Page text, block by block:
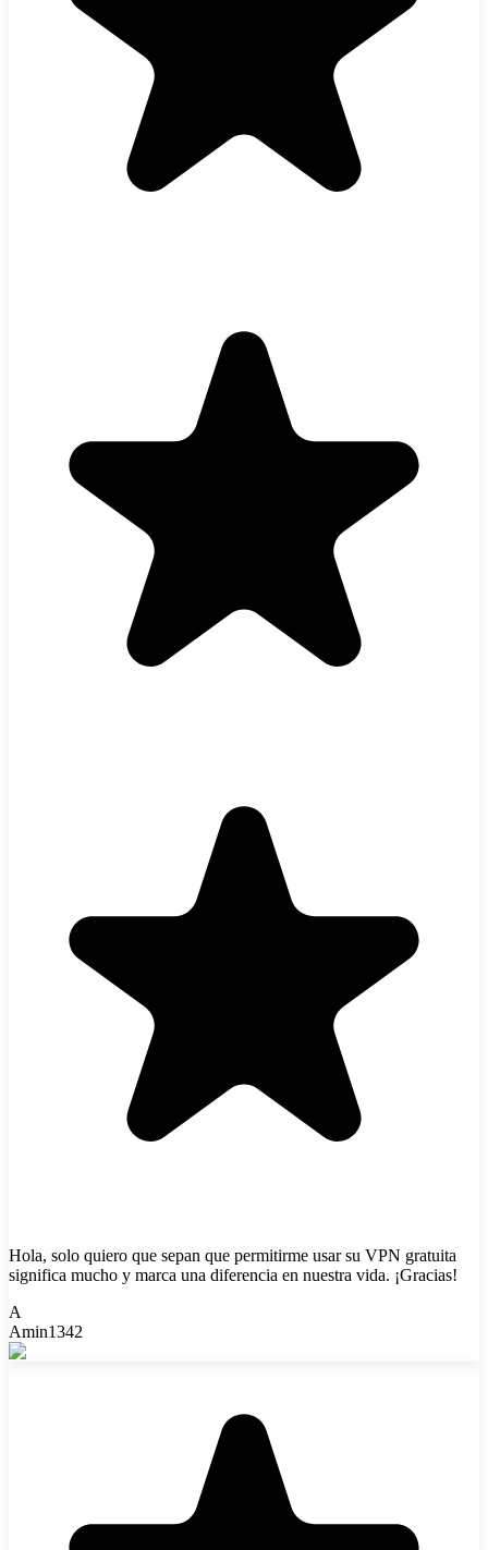
Hola, solo quiero que sepan que permitirme usar su VPN gratuita
significa mucho y marca una diferencia en nuestra vida. ¡Gracias!
A
Amin1342